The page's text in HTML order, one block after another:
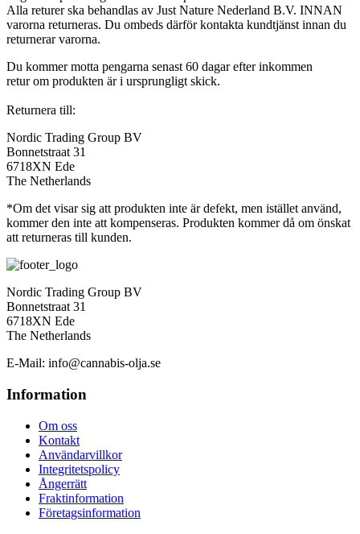
Alla returer ska behandlas av Just Nature Nederland B.V. INNAN
varorna returneras. Du ombeds därför kontakta kundtjänst innan du
returnerar varorna.
Du kommer motta pengarna senast 60 dagar efter inkommen
retur om produkten är i ursprungligt skick.
Returnera till:
Nordic Trading Group BV
Bonnetstraat 31
6718XN Ede
The Netherlands
*Om det visar sig att produkten inte är defekt, men istället använd,
kommer den inte att kompenseras. Produkten kommer då om önskat
att returneras till kunden.
Nordic Trading Group BV
Bonnetstraat 31
6718XN Ede
The Netherlands
E-Mail: info@cannabis-olja.se
Information
Om oss
Kontakt
Användarvillkor
Integritetspolicy
Ångerrätt
Fraktinformation
Företagsinformation